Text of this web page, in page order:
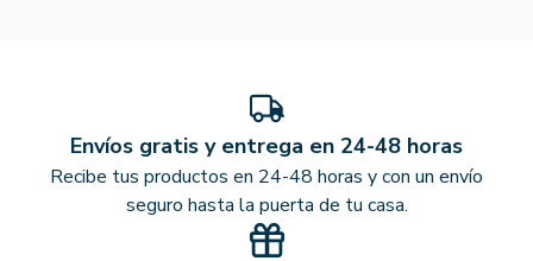
Envíos gratis y entrega en 24-48 horas
Recibe tus productos en 24-48 horas y con un envío
seguro hasta la puerta de tu casa.